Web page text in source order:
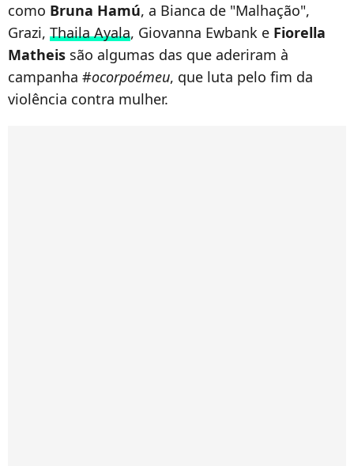
como Bruna Hamú, a Bianca de "Malhação",
Grazi, Thaila Ayala, Giovanna Ewbank e Fiorella
Matheis são algumas das que aderiram à
campanha #ocorpoémeu, que luta pelo fim da
violência contra mulher.